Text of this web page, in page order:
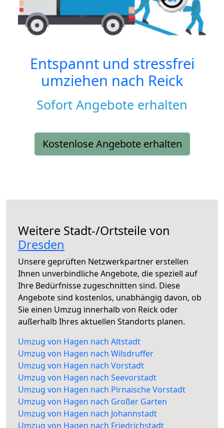
Entspannt und stressfrei
umziehen nach Reick
Sofort Angebote erhalten
Kostenlose Angebote erhalten
Weitere Stadt-/Ortsteile von
Dresden
Unsere geprüften Netzwerkpartner erstellen
Ihnen unverbindliche Angebote, die speziell auf
Ihre Bedürfnisse zugeschnitten sind. Diese
Angebote sind kostenlos, unabhängig davon, ob
Sie einen Umzug innerhalb von Reick oder
außerhalb Ihres aktuellen Standorts planen.
Umzug von Hagen nach Altstadt
Umzug von Hagen nach Wilsdruffer
Umzug von Hagen nach Vorstadt
Umzug von Hagen nach Seevorstadt
Umzug von Hagen nach Pirnaische Vorstadt
Umzug von Hagen nach Großer Garten
Umzug von Hagen nach Johannstadt
Umzug von Hagen nach Friedrichstadt